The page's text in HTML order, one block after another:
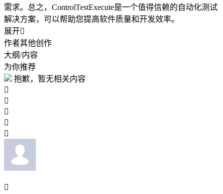
需求。总之，ControlTestExecute是一个值得信赖的自动化测试
解决方案，可以帮助您提高软件质量和开发效率。
展开
作者其他创作
大纲/内容
为你推荐
抱歉，暂无相关内容





